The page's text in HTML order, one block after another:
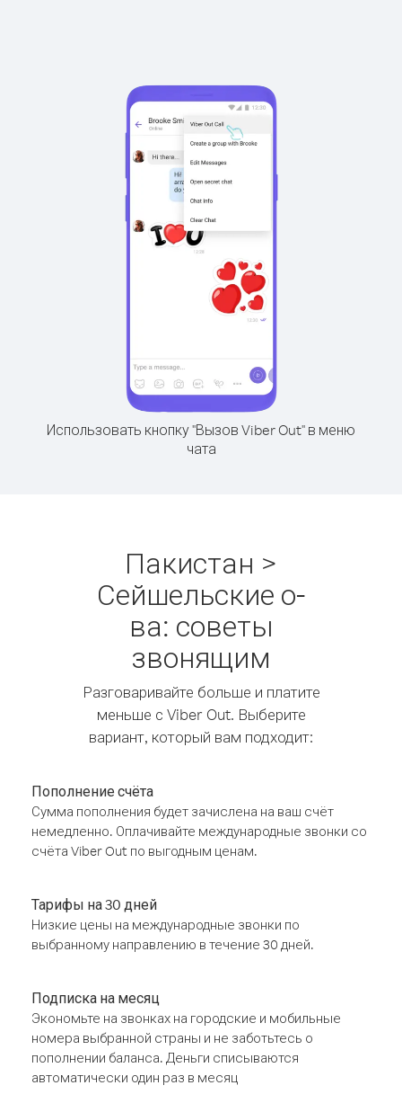
Использовать кнопку "Вызов Viber Out" в меню
чата
Пакистан >
Сейшельские о-
ва: советы
звонящим
Разговаривайте больше и платите
меньше с Viber Out. Выберите
вариант, который вам подходит:
Пополнение счёта
Сумма пополнения будет зачислена на ваш счёт
немедленно. Оплачивайте международные звонки со
счёта Viber Out по выгодным ценам.
Тарифы на 30 дней
Низкие цены на международные звонки по
выбранному направлению в течение 30 дней.
Подписка на месяц
Экономьте на звонках на городские и мобильные
номера выбранной страны и не заботьтесь о
пополнении баланса. Деньги списываются
автоматически один раз в месяц